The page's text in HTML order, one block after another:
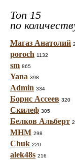
Топ 15
по
Магаз Анатолий
poroch 1132
sm 865
Yana 398
Admin 334
Борис Ассеев 320
Скилеф 305
Белков Альберт
МНМ 298
Chuk 220
alek48s 216